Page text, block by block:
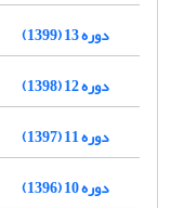
دوره 13 (1399)
دوره 12 (1398)
دوره 11 (1397)
دوره 10 (1396)